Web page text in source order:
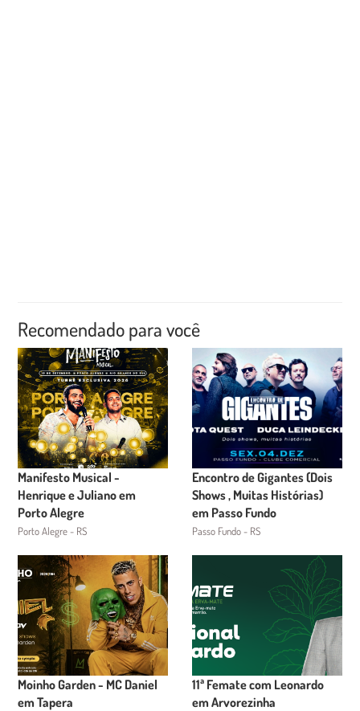
Recomendado para você
Manifesto Musical -
Henrique e Juliano em
Porto Alegre
Porto Alegre - RS
Encontro de Gigantes (Dois
Shows , Muitas Histórias)
em Passo Fundo
Passo Fundo - RS
Moinho Garden - MC Daniel
em Tapera
11ª Femate com Leonardo
em Arvorezinha